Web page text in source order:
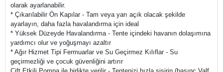
olarak ayarlanabilir.
* Çıkarılabilir Ön Kapılar - Tam veya yarı açık olacak şekilde
ayarlayın, daha fazla havalandırma için ideal
* Yüksek Düzeyde Havalandırma - Tente içindeki havanın dolaşımına
yardımcı olur ve yoğuşmayı azaltır
* Ağır Hizmet Tipi Fermuarlar ve Su Geçirmez Kılıflar - Su
geçirmezliği ve çocuk güvenliğini artırır